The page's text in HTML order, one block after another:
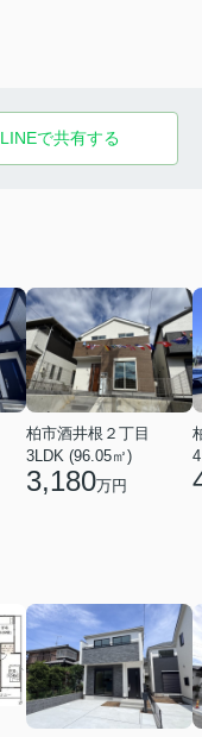
LINEで共有する
柏市酒井根２丁目
3LDK (96.05㎡)
3,180万円